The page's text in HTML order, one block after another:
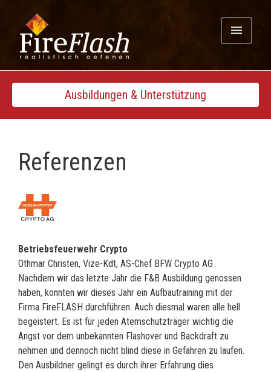
menu
Ausbildungen & Unterstützung
Referenzen
Betriebsfeuerwehr Crypto
Othmar Christen, Vize-Kdt, AS-Chef BFW Crypto AG
Nachdem wir das letzte Jahr die F&B Ausbildung genossen
haben, konnten wir dieses Jahr ein Aufbautraining mit der
Firma FireFLASH durchführen. Auch diesmal waren alle hell
begeistert. Es ist für jeden Atemschutzträger wichtig die
Angst vor dem unbekannten Flashover und Backdraft zu
nehmen und dennoch nicht blind diese in Gefahren zu laufen.
Den Ausbildner gelingt es durch ihrer Erfahrung dies